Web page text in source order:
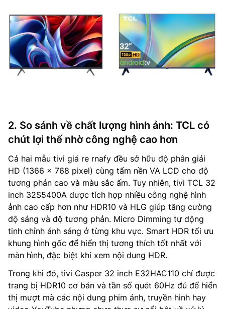
2. So sánh về chất lượng hình ảnh: TCL có
chút lợi thế nhờ công nghệ cao hơn
Cả hai mẫu tivi giá re rnafy đều sở hữu độ phân giải
HD (1366 x 768 pixel) cùng tấm nền VA LCD cho độ
tương phản cao và màu sắc ấm. Tuy nhiên, tivi TCL 32
inch 32S5400A được tích hợp nhiều công nghệ hình
ảnh cao cấp hơn như HDR10 và HLG giúp tăng cường
độ sáng và độ tương phản. Micro Dimming tự động
tinh chỉnh ánh sáng ở từng khu vực. Smart HDR tối ưu
khung hình gốc để hiển thị tương thích tốt nhất với
màn hình, đặc biệt khi xem nội dung HDR.
Trong khi đó, tivi Casper 32 inch E32HAC110 chỉ được
trang bị HDR10 cơ bản và tần số quét 60Hz đủ để hiển
thị mượt mà các nội dung phim ảnh, truyền hình hay